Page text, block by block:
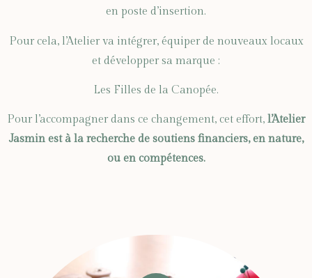
en poste d’insertion.
Pour cela, l’Atelier va intégrer, équiper de nouveaux locaux
et développer sa marque :
Les Filles de la Canopée.
Pour l’accompagner dans ce changement, cet effort, l’Atelier
Jasmin est à la recherche de soutiens financiers, en nature,
ou en compétences.